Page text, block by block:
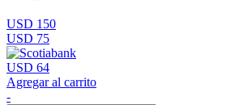
USD 150
USD 75
USD 64
Agregar al carrito
-